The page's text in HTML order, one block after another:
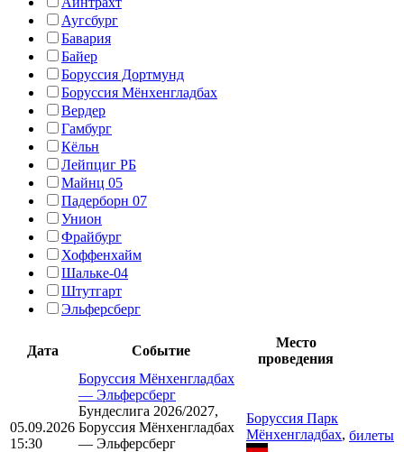
Аугсбург
Бавария
Байер
Боруссия Дортмунд
Боруссия Мёнхенгладбах
Вердер
Гамбург
Кёльн
Лейпциг РБ
Майнц 05
Падерборн 07
Унион
Фрайбург
Хоффенхайм
Шальке-04
Штутгарт
Эльферсберг
Дата Событие
Место
проведения
05.09.2026
15:30
Боруссия Мёнхенгладбах
— Эльферсберг
Бундеслига 2026/2027,
Боруссия Мёнхенгладбах
— Эльферсберг
Боруссия Парк
Мёнхенгладбах, билеты